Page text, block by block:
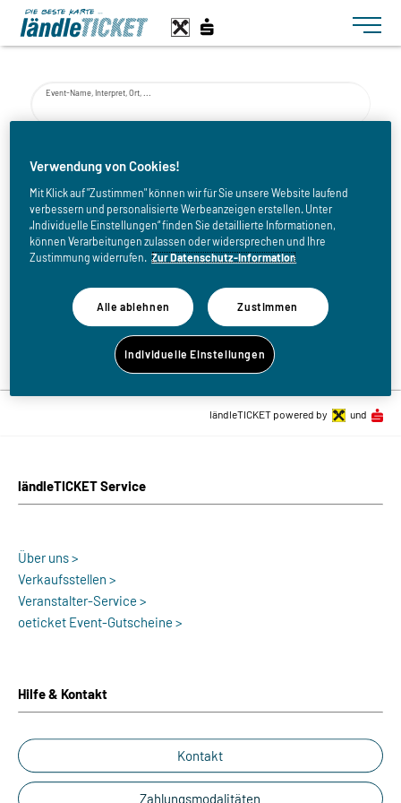
Toggle
Event-Name, Interpret, Ort, ...
bis
Zurück zur Eventliste
ländleTICKET Service
Über uns >
Verkaufsstellen >
Veranstalter-Service >
oeticket Event-Gutscheine >
Hilfe & Kontakt
Kontakt
Zahlungsmodalitäten
ländleTICKET powered by und
Verwendung von Cookies!
Mit Klick auf "Zustimmen" können wir für Sie unsere Website laufend
verbessern und personalisierte Werbeanzeigen erstellen. Unter
„Individuelle Einstellungen“ finden Sie detaillierte Informationen,
können Verarbeitungen zulassen oder widersprechen und Ihre
Zustimmung widerrufen. Zur Datenschutz-Information
Alle ablehnen Zustimmen
Individuelle Einstellungen